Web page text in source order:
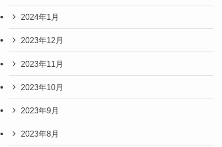
2024年1月
2023年12月
2023年11月
2023年10月
2023年9月
2023年8月